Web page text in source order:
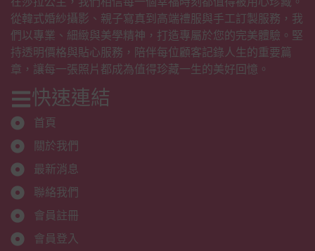
從韓式婚紗攝影、親子寫真到高端禮服與手工訂製服務，我
們以專業、細緻與美學精神，打造專屬於您的完美體驗。堅
持透明價格與貼心服務，陪伴每位顧客記錄人生的重要篇
章，讓每一張照片都成為值得珍藏一生的美好回憶。
快速連結
首頁
關於我們
最新消息
聯絡我們
會員註冊
會員登入